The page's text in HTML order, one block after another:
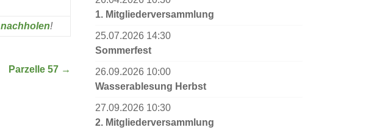
nachholen!
Parzelle 57 →
1. Mitgliederversammlung
25.07.2026 14:30
Sommerfest
26.09.2026 10:00
Wasserablesung Herbst
27.09.2026 10:30
2. Mitgliederversammlung